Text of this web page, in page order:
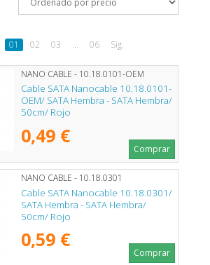
01 02 03 ... 06 Sig.
NANO CABLE - 10.18.0101-OEM
Cable SATA Nanocable 10.18.0101-
OEM/ SATA Hembra - SATA Hembra/
50cm/ Rojo
0,49 €
Comprar
NANO CABLE - 10.18.0301
Cable SATA Nanocable 10.18.0301/
SATA Hembra - SATA Hembra/
50cm/ Rojo
0,59 €
Comprar